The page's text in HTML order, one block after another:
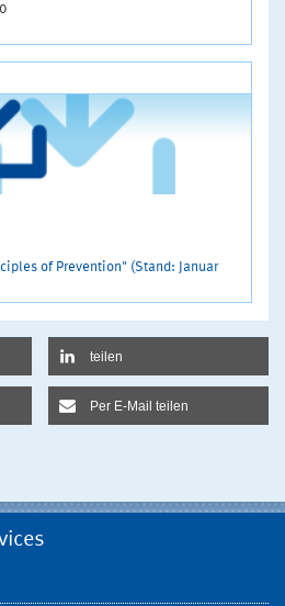
of Prevention" (Stand: Januar
teilen
Per E-Mail teilen